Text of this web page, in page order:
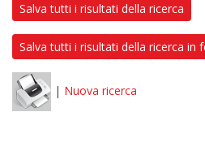
Salva tutti i risultati della ricerca
Salva tutti i risultati della ricerca in
| Nuova ricerca